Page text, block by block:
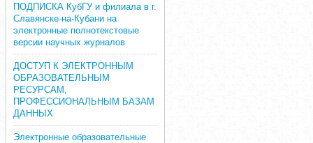
ПОДПИСКА КубГУ и филиала в г.
Славянске-на-Кубани на
электронные полнотекстовые
версии научных журналов
ДОСТУП К ЭЛЕКТРОННЫМ
ОБРАЗОВАТЕЛЬНЫМ
РЕСУРСАМ,
ПРОФЕССИОНАЛЬНЫМ БАЗАМ
ДАННЫХ
Электронные образовательные